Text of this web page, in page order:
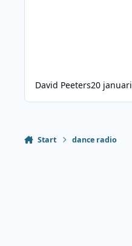
David Peeters20 januari
Start dance radio